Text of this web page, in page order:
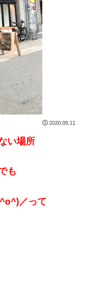
2020.09.11
い場所
も
／って